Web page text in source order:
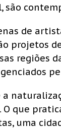
são
de
projetos
regiões
a
que
uma